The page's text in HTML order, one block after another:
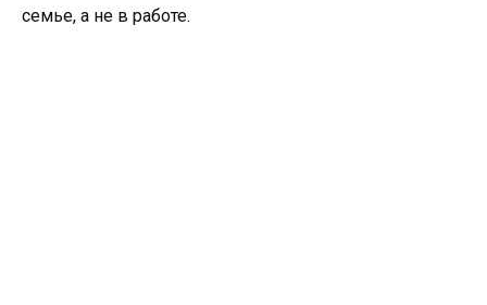
семье, а не в работе.